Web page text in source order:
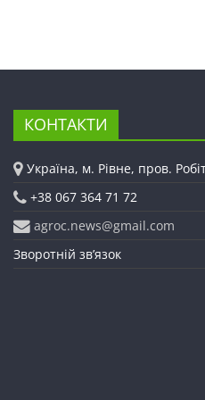
КОНТАКТИ
Україна, м. Рівне, пров.
+38 067 364 71 72
agroc.news@gmail.com
Зворотній зв’язок